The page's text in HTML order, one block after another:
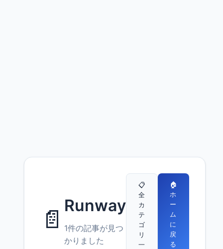
📄 Runway
1件の記事が見つ
かりました
📋
全
カ
テ
ゴ
リ
一
🏠
ホ
ー
ム
に
戻
る